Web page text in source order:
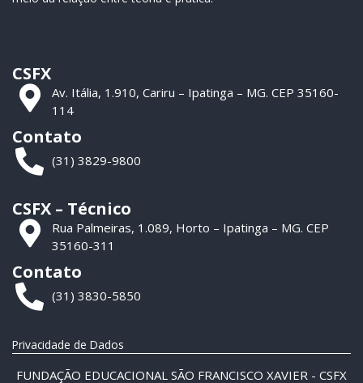
CSFX
Av. Itália, 1.910, Cariru – Ipatinga – MG. CEP 35160-
114
Contato
(31) 3829-9800
CSFX – Técnico
Rua Palmeiras, 1.089, Horto – Ipatinga – MG. CEP
35160-311
Contato
(31) 3830-5850
Privacidade de Dados
FUNDAÇÃO EDUCACIONAL SÃO FRANCISCO XAVIER - CSFX